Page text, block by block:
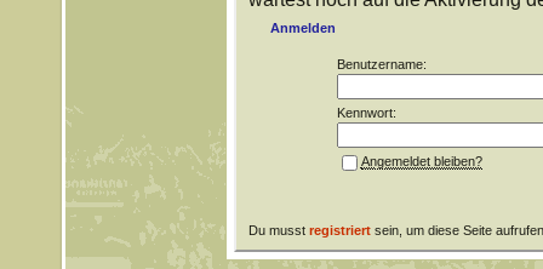
Anmelden
Benutzername:
Kennwort:
Angemeldet bleiben?
Du musst registriertsein, um diese Seite